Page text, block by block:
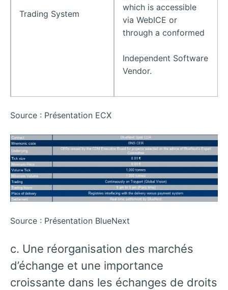
Trading System
which is accessible
via WebICE or
through a conformed
Independent Software
Vendor.
Source : Présentation ECX
Source : Présentation BlueNext
c. Une réorganisation des marchés
d’échange et une importance
croissante dans les échanges de droits